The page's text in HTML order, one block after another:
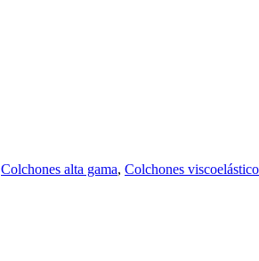
Colchones alta gama, Colchones